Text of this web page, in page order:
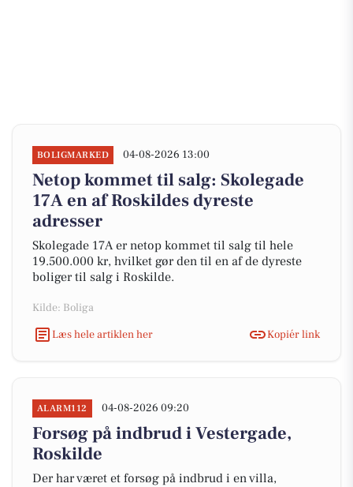
BOLIGMARKED 04-08-2026 13:00
Netop kommet til salg: Skolegade
17A en af Roskildes dyreste
adresser
Skolegade 17A er netop kommet til salg til hele
19.500.000 kr, hvilket gør den til en af de dyreste
boliger til salg i Roskilde.
Kilde: Boliga
Læs hele artiklen her
Kopiér link
ALARM112 04-08-2026 09:20
Forsøg på indbrud i Vestergade,
Roskilde
Der har været et forsøg på indbrud i en villa,